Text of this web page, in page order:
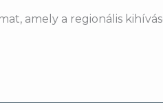
amely a regionális